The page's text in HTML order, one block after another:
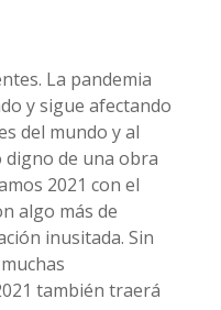
La pandemia
y sigue afectando
del mundo y al
digno de una obra
2021 con el
algo más de
inusitada. Sin
también traerá